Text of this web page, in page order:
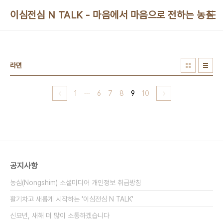
이심전심 N TALK - 마음에서 마음으로 전하는 농심
라면
1 ··· 6 7 8 9 10
공지사항
농심(Nongshim) 소셜미디어 개인정보 취급방침
활기차고 새롭게 시작하는 '이심전심 N TALK'
신묘년, 새해 더 많이 소통하겠습니다